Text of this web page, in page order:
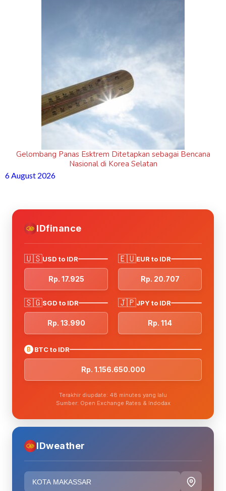
Gelombang Panas Esktrem Ditetapkan sebagai Bencana
Nasional di Korea Selatan
6 August 2026
IDfinance
🇺🇸USD to IDR
Rp. 17.925
🇪🇺EUR to IDR
Rp. 20.707
🇸🇬SGD to IDR
Rp. 13.990
🇯🇵JPY to IDR
Rp. 114
₿ BTC to IDR
Rp. 1.156.650.000
Terakhir diupdate: 48 minutes yang lalu
Sumber: Open Exchange Rates & Indodax
IDweather